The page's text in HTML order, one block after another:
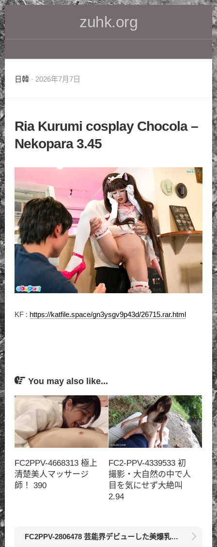
Skip
to
content
zuhk.org
日韓 · 2026年7月7日
Ria Kurumi cosplay Chocola –
Nekopara 3.45
KF : https://katfile.space/gn3ysgv9p43d/26715.rar.html
You may also like...
FC2PPV-4668313 極上
清楚美人マッサージ
師！ 390
FC2-PPV-4339533 初
撮影・大自然の中で人
目を気にせず大絶叫
2.94
FC2PPV-2806478 芸能界デビューした美爆乳ともちゃん 1.7